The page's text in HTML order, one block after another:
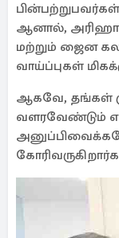
ஆனால், அரிஹா
மற்றும் ஜைன
வாய்ப்புகள்
ஆகவே, தங்கள்
வளரவேண்டும்